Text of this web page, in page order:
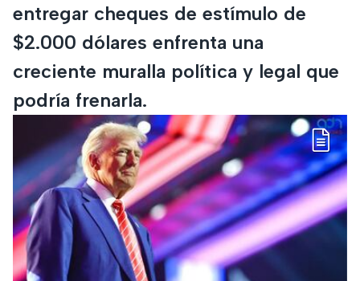
entregar cheques de estímulo de
$2.000 dólares enfrenta una
creciente muralla política y legal que
podría frenarla.